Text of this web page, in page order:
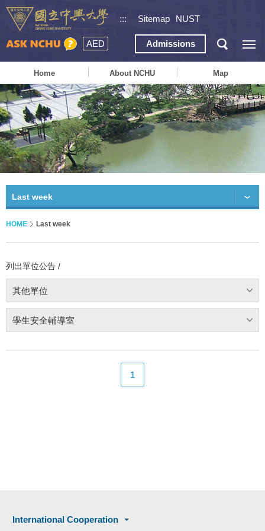
::: Sitemap NUST
AED Admissions
Home About NCHU Map
Last week
HOME Last week
列出單位公告 /
其他單位
學生安全輔導室
1
International Cooperation